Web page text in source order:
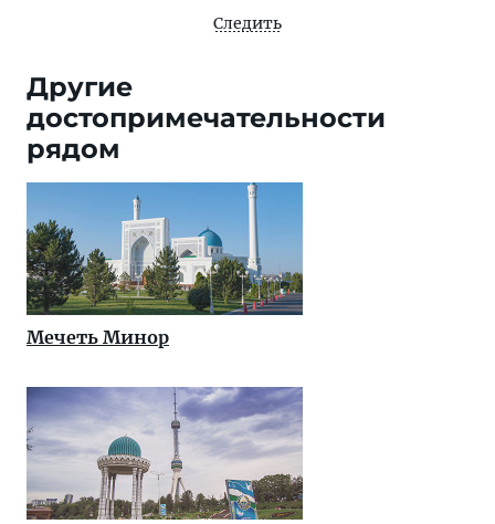
Следить
Другие
достопримечательности
рядом
Мечеть Минор